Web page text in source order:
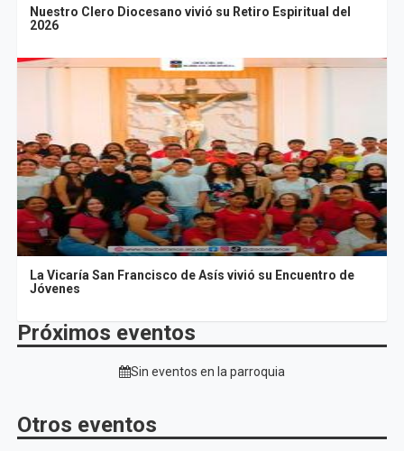
Nuestro Clero Diocesano vivió su Retiro Espiritual del
2026
La Vicaría San Francisco de Asís vivió su Encuentro de
Jóvenes
Próximos eventos
Sin eventos en la parroquia
Otros eventos